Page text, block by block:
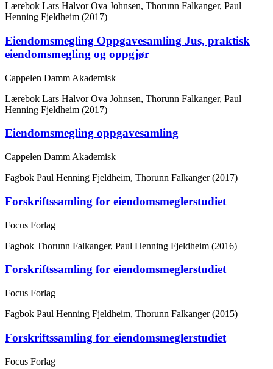
Lærebok Lars Halvor Ova Johnsen, Thorunn Falkanger, Paul
Henning Fjeldheim (2017)
Eiendomsmegling Oppgavesamling Jus, praktisk
eiendomsmegling og oppgjør
Cappelen Damm Akademisk
Lærebok Lars Halvor Ova Johnsen, Thorunn Falkanger, Paul
Henning Fjeldheim (2017)
Eiendomsmegling oppgavesamling
Cappelen Damm Akademisk
Fagbok Paul Henning Fjeldheim, Thorunn Falkanger (2017)
Forskriftssamling for eiendomsmeglerstudiet
Focus Forlag
Fagbok Thorunn Falkanger, Paul Henning Fjeldheim (2016)
Forskriftssamling for eiendomsmeglerstudiet
Focus Forlag
Fagbok Paul Henning Fjeldheim, Thorunn Falkanger (2015)
Forskriftssamling for eiendomsmeglerstudiet
Focus Forlag